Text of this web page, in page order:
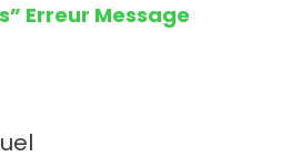
Erreur Message